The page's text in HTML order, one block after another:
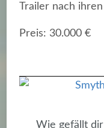
Trailer nach
Preis: 30.000 €
Wie gefällt